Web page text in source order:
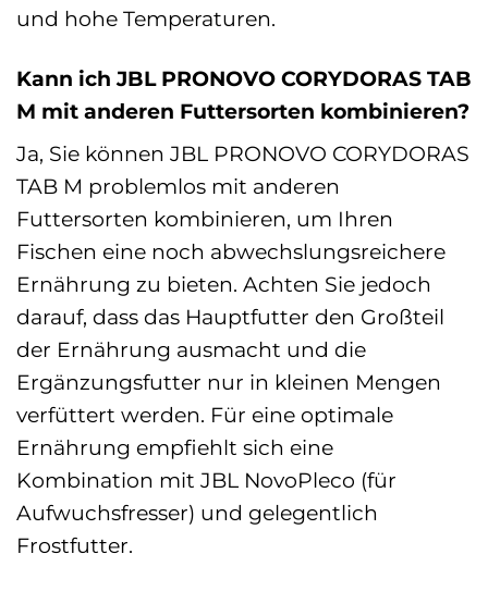
und hohe Temperaturen.
Kann ich JBL PRONOVO CORYDORAS TAB
M mit anderen Futtersorten kombinieren?
Ja, Sie können JBL PRONOVO CORYDORAS
TAB M problemlos mit anderen
Futtersorten kombinieren, um Ihren
Fischen eine noch abwechslungsreichere
Ernährung zu bieten. Achten Sie jedoch
darauf, dass das Hauptfutter den Großteil
der Ernährung ausmacht und die
Ergänzungsfutter nur in kleinen Mengen
verfüttert werden. Für eine optimale
Ernährung empfiehlt sich eine
Kombination mit JBL NovoPleco (für
Aufwuchsfresser) und gelegentlich
Frostfutter.